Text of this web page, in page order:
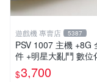
遊戲機 專賣店 5387
PSV 1007 主機 +8G
件 +明星大亂鬥 數位化 保
一年 品質有保障
$3,700